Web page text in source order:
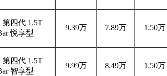
第四代 1.5T
悦享型
9.39万 7.89万 1.50万
第四代 1.5T
智享型
9.99万 8.49万 1.50万